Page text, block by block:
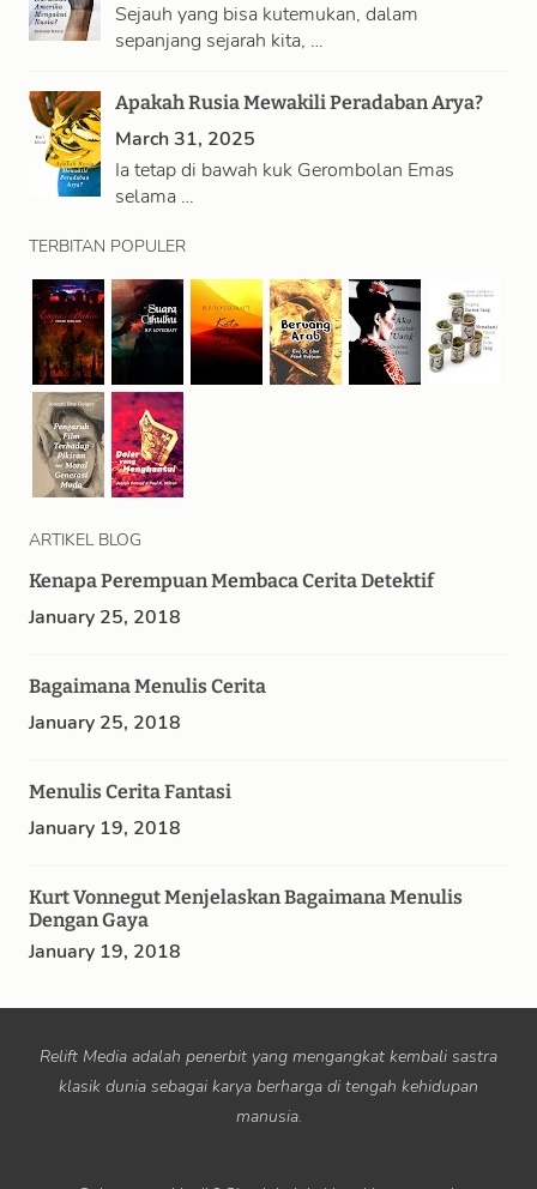
Sejauh yang bisa kutemukan, dalam
sepanjang sejarah kita, …
Apakah Rusia Mewakili Peradaban Arya?
March 31, 2025
Ia tetap di bawah kuk Gerombolan Emas
selama …
TERBITAN POPULER
ARTIKEL BLOG
Kenapa Perempuan Membaca Cerita Detektif
January 25, 2018
Bagaimana Menulis Cerita
January 25, 2018
Menulis Cerita Fantasi
January 19, 2018
Kurt Vonnegut Menjelaskan Bagaimana Menulis
Dengan Gaya
January 19, 2018
Relift Media adalah penerbit yang mengangkat kembali sastra
klasik dunia sebagai karya berharga di tengah kehidupan
manusia.